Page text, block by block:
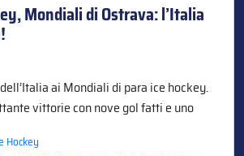
Mondiali di Ostrava: l’Italia
ai Mondiali di para ice hockey.
vittorie con nove gol fatti e uno
Hockey